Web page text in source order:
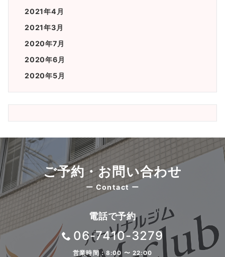
2021年4月
2021年3月
2020年7月
2020年6月
2020年5月
ご予約・お問い合わせ
ー Contact ー
電話で予約
06-7410-3279
営業時間：8:00 〜 22:00